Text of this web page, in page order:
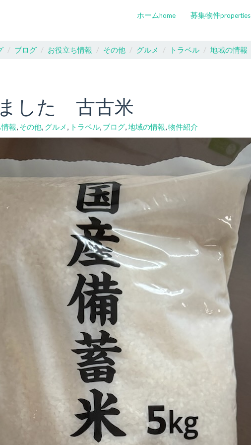
ホームhome 募集物件properties
ブログ お役立ち情報 その他 グルメ トラベル 地域の情報
した 古古米
報, その他, グルメ , トラベル, ブログ,地域の情報,物件紹介